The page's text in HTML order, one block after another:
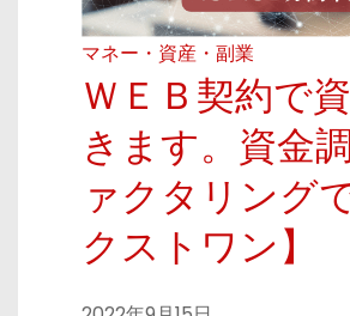
マネー・資産・副業
ＷＥＢ契約で
きます。資金
ァクタリング
クストワン】